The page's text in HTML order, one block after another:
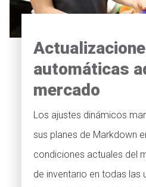
automáticas
mercado
Los ajustes dinámicos
sus planes de Markdown
condiciones actuales del
de inventario en todas las